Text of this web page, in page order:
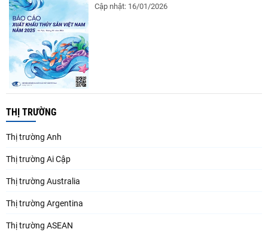
Cập nhật: 16/01/2026
THỊ TRƯỜNG
Thị trường Anh
Thị trường Ai Cập
Thị trường Australia
Thị trường Argentina
Thị trường ASEAN